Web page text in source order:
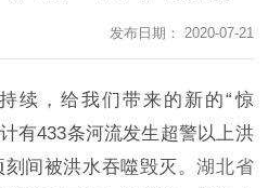
发布日期： 2020-07-21
续，给我们带来的新的“惊
有433条河流发生超警以上洪
间被洪水吞噬毁灭。湖北省